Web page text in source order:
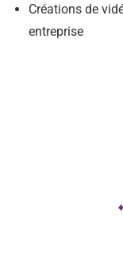
Créations de
entreprise